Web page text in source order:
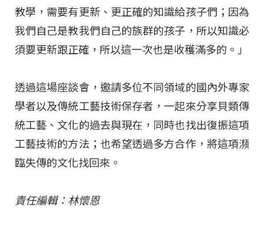
教學，需要有更新、更正確的知識給孩子們；因為
我們自己是教我們自己的族群的孩子，所以知識必
須要更新跟正確，所以這一次也是收穫滿多的。」
透過這場座談會，邀請多位不同領域的國內外專家
學者以及傳統工藝技術保存者，一起來分享貝類傳
統工藝、文化的過去與現在，同時也找出復振這項
工藝技術的方法；也希望透過多方合作，將這項瀕
臨失傳的文化找回來。
責任編輯：林懷恩